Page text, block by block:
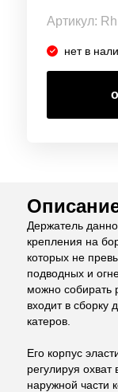
Артикул:
нет в
Держатель
крепления на
которых не
подводных и
можно собирать
входит в сборку
катеров.
Его корпус
регулируя
наружной части